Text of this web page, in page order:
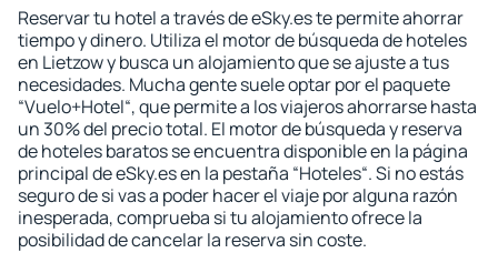
Reservar tu hotel a través de eSky.es te permite ahorrar
tiempo y dinero. Utiliza el motor de búsqueda de hoteles
en Lietzow y busca un alojamiento que se ajuste a tus
necesidades. Mucha gente suele optar por el paquete
“Vuelo+Hotel“, que permite a los viajeros ahorrarse hasta
un 30% del precio total. El motor de búsqueda y reserva
de hoteles baratos se encuentra disponible en la página
principal de eSky.es en la pestaña “Hoteles“. Si no estás
seguro de si vas a poder hacer el viaje por alguna razón
inesperada, comprueba si tu alojamiento ofrece la
posibilidad de cancelar la reserva sin coste.